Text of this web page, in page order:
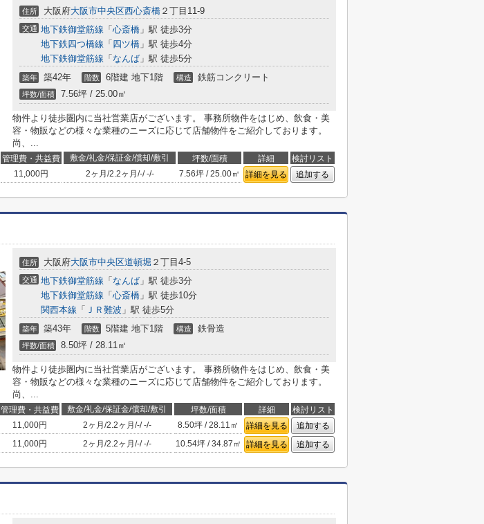
住所 大阪府大阪市中央区西心斎橋 ２丁目11-9
交通 地下鉄御堂筋線 「 心斎橋 」駅 徒歩3分
地下鉄四つ橋線 「 四ツ橋 」駅 徒歩4分
地下鉄御堂筋線 「 なんば 」駅 徒歩5分
築年 築42年 階数 6階建 地下1階 構造 鉄筋コンクリート
坪数/面積 7.56坪 / 25.00㎡
物件より徒歩圏内に当社営業店がございます。 事務所物件をはじめ、飲食・美
容・物販などの様々な業種のニーズに応じて店舗物件をご紹介しております。
尚、...
管理費・共益費 敷金/礼金/保証金/償却/敷引 坪数/面積 詳細
検討リスト
11,000円 2ヶ月 /2.2ヶ月 /-/-/- 7.56坪 / 25.00㎡ 詳細を見る 追加する
住所 大阪府大阪市中央区道頓堀 ２丁目4-5
交通 地下鉄御堂筋線 「 なんば 」駅 徒歩3分
地下鉄御堂筋線 「 心斎橋 」駅 徒歩10分
関西本線 「 ＪＲ難波 」駅 徒歩5分
築年 築43年 階数 5階建 地下1階 構造 鉄骨造
坪数/面積 8.50坪 / 28.11㎡
物件より徒歩圏内に当社営業店がございます。 事務所物件をはじめ、飲食・美
容・物販などの様々な業種のニーズに応じて店舗物件をご紹介しております。
尚、...
管理費・共益費 敷金/礼金/保証金/償却/敷引 坪数/面積 詳細
検討リスト
11,000円 2ヶ月 /2.2ヶ月 /-/-/- 8.50坪 / 28.11㎡ 詳細を見る
追加する
11,000円 2ヶ月 /2.2ヶ月 /-/-/- 10.54坪 / 34.87㎡ 詳細を見る 追加する